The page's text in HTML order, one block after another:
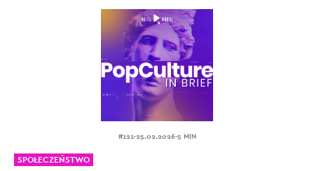
#121.25.02.2026.5 MIN
SPOŁECZEŃSTWO